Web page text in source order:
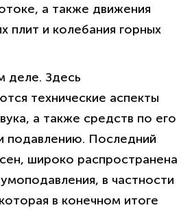
а также движения
плит и колебания горных
деле. Здесь
технические аспекты
а также средств по его
подавлению. Последний
широко распространена
в частности
в конечном итоге